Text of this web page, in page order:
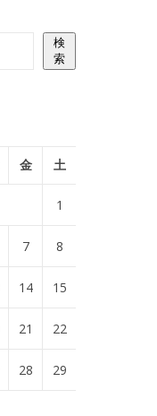
検
索
金 土
1
7 8
14 15
21 22
28 29